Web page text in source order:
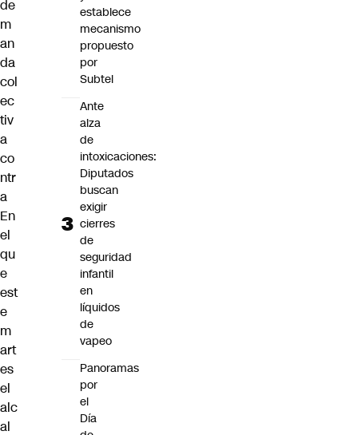
de
m
an
da
col
ec
tiv
a
co
ntr
a
En
el
qu
e
est
e
m
art
es
el
alc
al
establece
mecanismo
propuesto
por
Subtel
Ante
alza
de
intoxicaciones:
Diputados
buscan
exigir
cierres
de
seguridad
infantil
en
líquidos
de
vapeo
Panoramas
por
el
Día